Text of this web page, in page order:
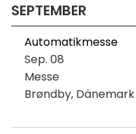
SEPTEMBER
Automatikmesse
Sep. 08
Messe
Brøndby, Dänemark